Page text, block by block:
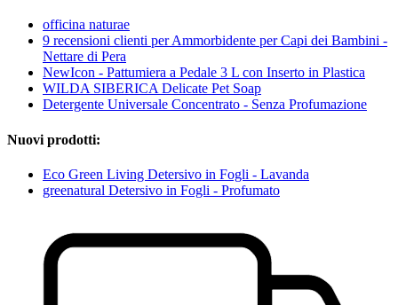
officina naturae
9 recensioni clienti per Ammorbidente per Capi dei Bambini -
Nettare di Pera
NewIcon - Pattumiera a Pedale 3 L con Inserto in Plastica
WILDA SIBERICA Delicate Pet Soap
Detergente Universale Concentrato - Senza Profumazione
Nuovi prodotti:
Eco Green Living Detersivo in Fogli - Lavanda
greenatural Detersivo in Fogli - Profumato